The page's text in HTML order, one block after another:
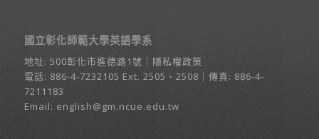
國立彰化師範大學英語學系
地址: 500彰化市進德路1號 ｜ 隱私權政策
電話: 886-4-7232105 Ext. 2505、2508｜傳真: 886-4-
7211183
Email: english@gm.ncue.edu.tw